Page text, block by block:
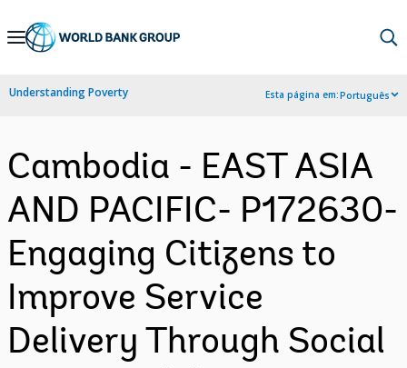
Skip
Navigation
Understanding Poverty Esta página em:Português
Cambodia - EAST ASIA
AND PACIFIC- P172630-
Engaging Citizens to
Improve Service
Delivery Through Social